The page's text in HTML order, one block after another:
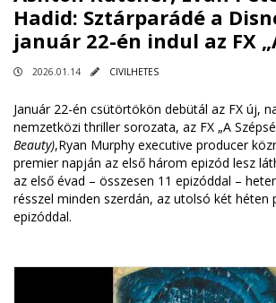
Hadid: Sztárparádé a
január 22-én indul az FX
2026.01.14 CIVILHETES
Január 22-én csütörtökön debütál az FX új,
nemzetközi thriller sorozata, az FX „A
Beauty),Ryan Murphy executive producer
premier napján az első három epizód lesz
az első évad – összesen 11 epizóddal –
résszel minden szerdán, az utolsó két héten
epizóddal.